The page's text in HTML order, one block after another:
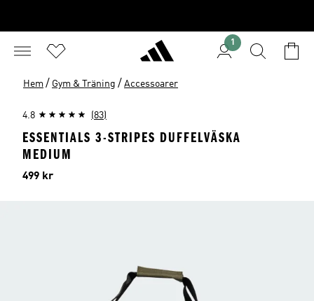
1
Hem / Gym & Träning / Accessoarer
4.8 (83)
ESSENTIALS 3-STRIPES DUFFELVÄSKA
MEDIUM
Pris
499 kr